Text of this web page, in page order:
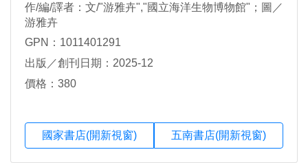
作/編/譯者：文/"游雅卉","國立海洋生物博物館"；圖／
游雅卉
GPN：1011401291
出版／創刊日期：2025-12
價格：380
國家書店(開新視窗) 五南書店(開新視窗)